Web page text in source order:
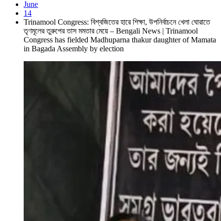
June
14
Trinamool Congress: বিশ্বজিতের হারে শিক্ষা, উপনির্বাচনে খেলা ঘোরাতে
তৃণমূলের তুরুপের তাস মমতার মেয়ে – Bengali News | Trinamool
Congress has fielded Madhuparna thakur daughter of Mamata
in Bagada Assembly by election